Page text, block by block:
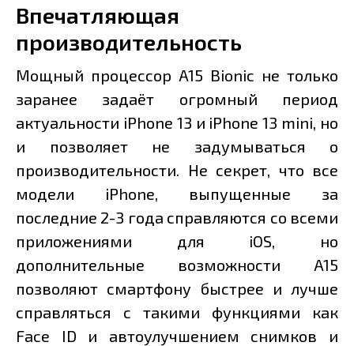
Впечатляющая
производительность
Мощный процессор A15 Bionic не только
заранее задаёт огромный период
актуальности iPhone 13 и iPhone 13 mini, но
и позволяет не задумываться о
производительности. Не секрет, что все
модели iPhone, выпущенные за
последние 2-3 года справляются со всеми
приложениями для iOS, но
дополнительные возможности A15
позволяют смартфону быстрее и лучше
справляться с такими функциями как
Face ID и автоулучшением снимков и